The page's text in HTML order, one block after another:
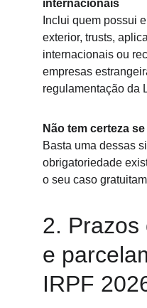
internacionais
Inclui quem possui
exterior, trusts,
internacionais ou
empresas
regulamentação da
Não tem certeza
Basta uma dessas
obrigatoriedade
o seu caso
2. Prazos
e
IRPF